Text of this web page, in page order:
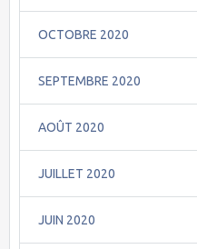
OCTOBRE 2020
SEPTEMBRE 2020
AOÛT 2020
JUILLET 2020
JUIN 2020